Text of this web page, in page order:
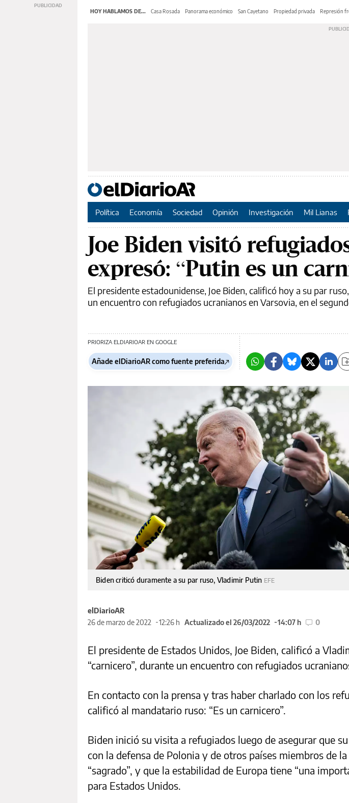
HOY HABLAMOS DE... Casa Rosada Panorama económico San Cayetano Propiedad privada Represión
Política Economía Sociedad Opinión Investigación Mil Lianas
Joe Biden visitó
expresó: “Putin es un
El presidente estadounidense, Joe Biden, calificó hoy a su par
un encuentro con refugiados ucranianos en Varsovia, en el
PRIORIZA ELDIARIOAR EN GOOGLE
Añade elDiarioAR como fuente preferida
Biden criticó duramente a su par ruso, Vladimir Putin EFE
elDiarioAR
26 de marzo de 2022
12:26 h Actualizado el 26/03/2022 14:07 h 0
El presidente de Estados Unidos, Joe Biden, calificó a
“carnicero”, durante un encuentro con refugiados
En contacto con la prensa y tras haber charlado con los
calificó al mandatario ruso: “Es un carnicero”.
Biden inició su visita a refugiados luego de asegurar que
con la defensa de Polonia y de otros países miembros de la
“sagrado”, y que la estabilidad de Europa tiene “una
para Estados Unidos.